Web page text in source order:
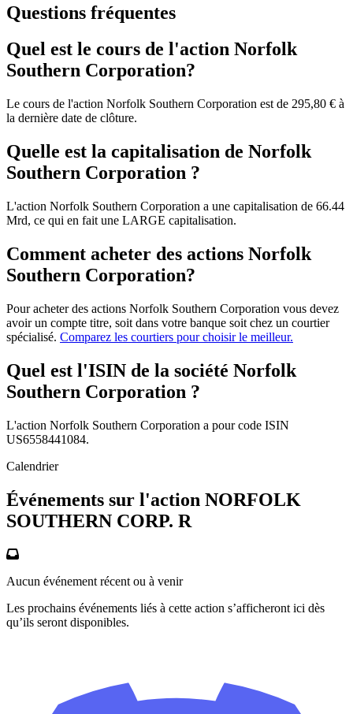
Questions fréquentes
Quel est le cours de l'action Norfolk
Southern Corporation?
Le cours de l'action Norfolk Southern Corporation est de 295,80 € à
la dernière date de clôture.
Quelle est la capitalisation de Norfolk
Southern Corporation ?
L'action Norfolk Southern Corporation a une capitalisation de 66.44
Mrd, ce qui en fait une LARGE capitalisation.
Comment acheter des actions Norfolk
Southern Corporation?
Pour acheter des actions Norfolk Southern Corporation vous devez
avoir un compte titre, soit dans votre banque soit chez un courtier
spécialisé. Comparez les courtiers pour choisir le meilleur.
Quel est l'ISIN de la société Norfolk
Southern Corporation ?
L'action Norfolk Southern Corporation a pour code ISIN
US6558441084.
Calendrier
Événements sur l'action NORFOLK
SOUTHERN CORP. R
Aucun événement récent ou à venir
Les prochains événements liés à cette action s’afficheront ici dès
qu’ils seront disponibles.